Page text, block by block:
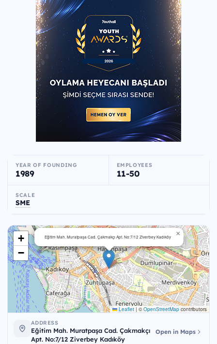
YEAR OF FOUNDING
1989
EMPLOYEES
11-50
SCALE
SME
Eğitim Mah. Muratpaşa Cad. Çakmakçı Apt. No:7/12 Ziverbey Kadıköy ×
+
−
Leaflet |©OpenStreetMapcontributors
ADDRESS
Eğitim Mah. Muratpaşa Cad. Çakmakçı
Apt. No:7/12 Ziverbey Kadıköy
Open in Maps